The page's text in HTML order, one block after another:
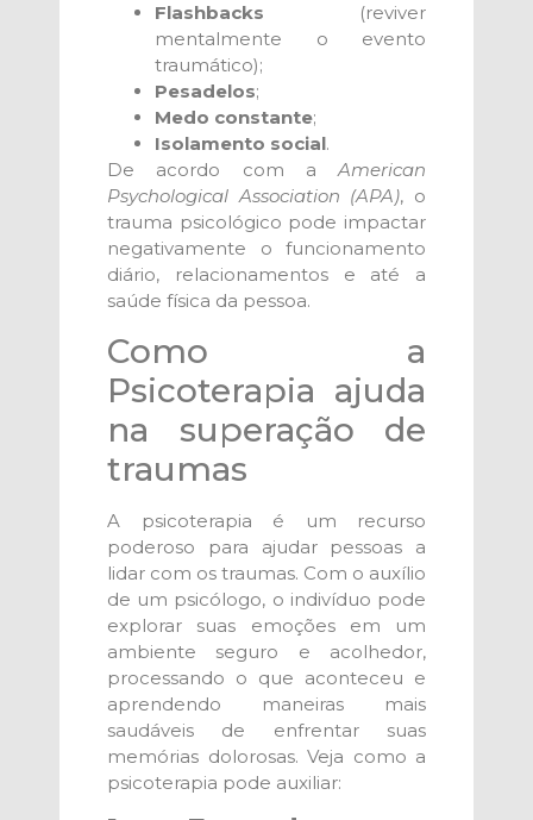
Flashbacks (reviver
mentalmente o evento
traumático);
Pesadelos;
Medo constante;
Isolamento social.
De acordo com aAmerican
Psychological Association (APA), o
trauma psicológico pode impactar
negativamente o funcionamento
diário, relacionamentos e até a
saúde física da pessoa.
Como a
Psicoterapia ajuda
na superação de
traumas
A psicoterapia é um recurso
poderoso para ajudar pessoas a
lidar com os traumas. Com o auxílio
de um psicólogo, o indivíduo pode
explorar suas emoções em um
ambiente seguro e acolhedor,
processando o que aconteceu e
aprendendo maneiras mais
saudáveis de enfrentar suas
memórias dolorosas. Veja como a
psicoterapia pode auxiliar: